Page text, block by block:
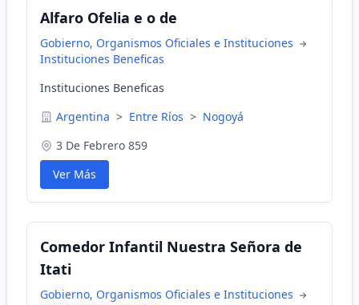
Alfaro Ofelia e o de
Gobierno, Organismos Oficiales e Instituciones
Instituciones Beneficas
Instituciones Beneficas
Argentina > Entre Ríos > Nogoyá
3 De Febrero 859
Ver Más
Comedor Infantil Nuestra Señora de
Itati
Gobierno, Organismos Oficiales e Instituciones